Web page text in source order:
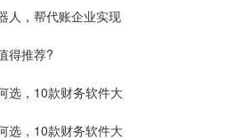
人，帮代账企业实现
得推荐?
选，10款财务软件大
选，10款财务软件大